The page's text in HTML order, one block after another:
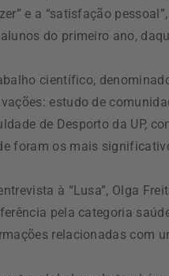
e a “satisfação
do primeiro ano,
científico,
estudo de
de Desporto da UP,
foram os mais
à “Lusa”, Olga
pela categoria
relacionadas com